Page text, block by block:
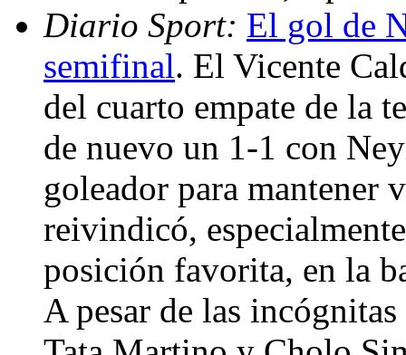
Diario Sport: El gol de
semifinal. El Vicente
del cuarto empate de la
de nuevo un 1-1 con
goleador para mantener
reivindicó,
posición favorita, en la
A pesar de las